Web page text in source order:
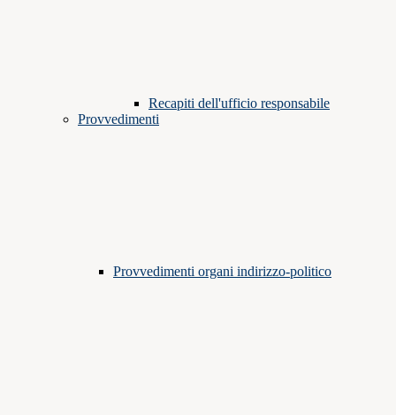
Recapiti dell'ufficio responsabile
Provvedimenti
Provvedimenti organi indirizzo-politico